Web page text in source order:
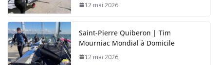
12 mai 2026
Saint-Pierre Quiberon | Tim
Mourniac Mondial à Domicile
12 mai 2026